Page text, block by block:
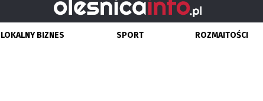
LOKALNY BIZNES SPORT ROZMAITOŚCI